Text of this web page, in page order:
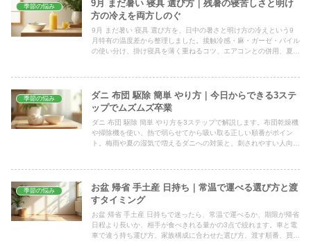
季節の悩み
9月 まだ暑い 寝具 選び方｜残暑の寝苦しさと明け
方の冷えを両方しのぐ
9月 まだ暑い 寝具 選び方を、日中の暑さと明け方の冷えという9
月特有の温度差から整理しました。接触冷感・麻・ガーゼ・パイル
の使い分け、掛け寝具を薄く重ねるコツ、エアコンとの併用、夏物
季節の悩み
ダニ 布団 駆除 簡単 やり方｜今日からできる3ステ
ップでムズムズ卒業
ダニ 布団 駆除 簡単 やり方を3ステップで解説します。布団乾燥機
や掃除機を使い、熱で弱らせてから吸い取る正しい順番がポイン
ト。梅雨や夏の湿気で増えるダニへの対策と、刺されやすい人向け
季節の悩み
お盆 帰省 手土産 日持ち｜常温で運べる選び方と渡
すタイミング
お盆 帰省 手土産 日持ちで迷ったら、常温で運べるか、期限が帰省
日程より長いか、相手が食べきれる量かの3点で絞れます。車と電
車で違う持ち運び方、家族構成に合わせた選び方、渡す順番、買い